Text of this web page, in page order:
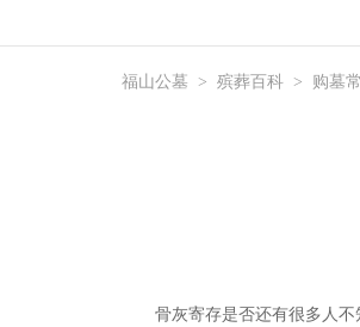
福山公墓 > 殡葬百科 > 购墓
骨灰寄存是否还有很多人